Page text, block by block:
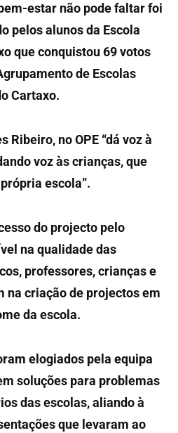
estar não pode faltar foi
pelos alunos da Escola
que conquistou 69 votos
de Escolas
Cartaxo.
Ribeiro, no OPE “dá voz à
voz às crianças, que
escola”.
do projecto pelo
na qualidade das
professores, crianças e
criação de projectos em
da escola.
elogiados pela equipa
soluções para problemas
das escolas, aliando à
que levaram ao